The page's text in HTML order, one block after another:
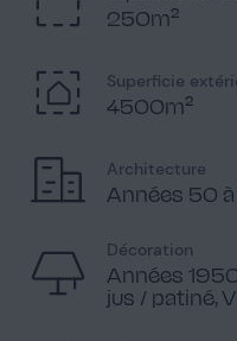
250m²
Superficie
4500m²
Architecture
Années 50
Décoration
Années
jus / patiné,